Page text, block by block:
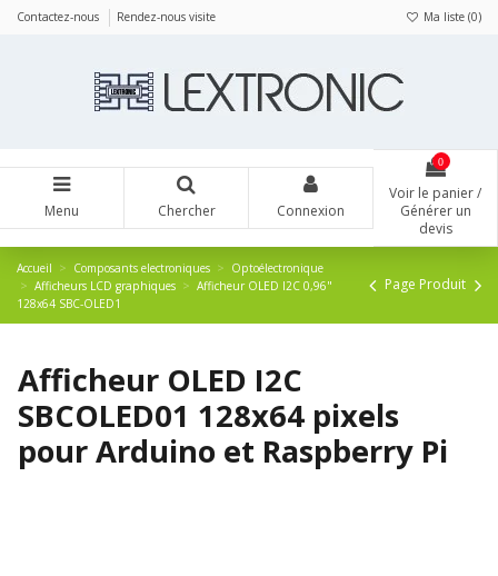
Contactez-nous Rendez-nous visite Ma liste (0)
Menu Chercher Connexion
0
Voir le panier /
Générer un
devis
Accueil Composants electroniques
Optoélectronique
Afficheurs LCD graphiques
Afficheur OLED I2C 0,96"
128x64 SBC-OLED1
Page Produit
Afficheur OLED I2C
SBCOLED01 128x64 pixels
pour Arduino et Raspberry Pi
Panneau de gestion des cookies